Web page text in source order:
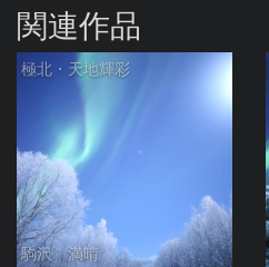
関連作品
極北・天地輝彩
駒沢 満晴